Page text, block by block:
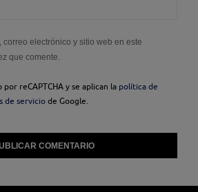
correo electrónico y sitio web en este
que comente.
reCAPTCHA y se aplican la política de
de servicio de Google.